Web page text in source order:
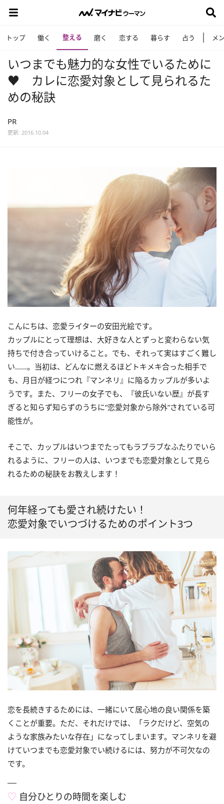
トップ 働く 整える 磨く 恋する 暮らす 占う メ
いつまでも魅力的な女性でいるために
♥ カレに恋愛対象として見られるた
めの秘訣
PR
更新: 2016.10.04
こんにちは、恋愛ライターの安田光絵です。
カップルにとって理想は、大好きな人とずっと変わらない気
持ちで付き合っていけること。でも、それって実はすごく難し
い……。当初は、どんなに燃えるほどトキメキ合った相手で
も、月日が経つにつれ『マンネリ』に陥るカップルが多いよ
うです。また、フリーの女子でも、『彼氏いない歴』が長す
ぎると知らず知らずのうちに“恋愛対象から除外”されている可
能性が。
そこで、カップルはいつまでたってもラブラブなふたりでいら
れるように、フリーの人は、いつまでも恋愛対象として見ら
れるための秘訣をお教えします！
何年経っても愛され続けたい！
恋愛対象でいつづけるためのポイント3つ
恋を長続きするためには、一緒にいて居心地の良い関係を築
くことが重要。ただ、それだけでは、「ラクだけど、空気の
ような家族みたいな存在」になってしまいます。マンネリを避
けていつまでも恋愛対象でい続けるには、努力が不可欠なの
です。
♡ 自分ひとりの時間を楽しむ